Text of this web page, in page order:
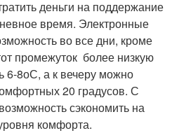
деньги на поддержание
время. Электронные
во все дни, кроме
промежуток более низкую
6-8оС, а к вечеру можно
20 градусов. С
сэкономить на
комфорта.